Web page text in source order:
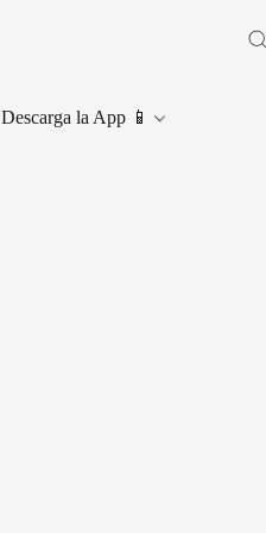
Descarga la App 📱